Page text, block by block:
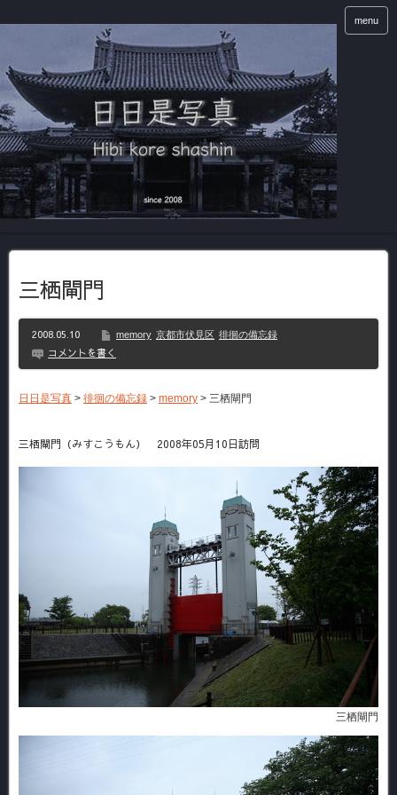
menu
三栖閘門
2008.05.10 memory 京都市伏見区 徘徊の備忘録
コメントを書く
日日是写真 > 徘徊の備忘録 > memory > 三栖閘門
三栖閘門（みすこうもん） 2008年05月10日訪問
三栖閘門